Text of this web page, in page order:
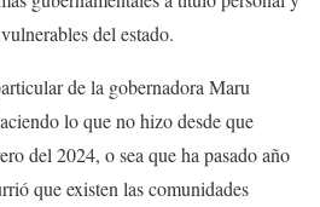
del estado.
de la gobernadora Maru
lo que no hizo desde que
del 2024, o sea que ha pasado año
que existen las comunidades